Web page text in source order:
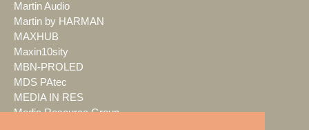
Martin Audio
Martin by HARMAN
MAXHUB
Maxin10sity
MBN-PROLED
MDS PAtec
MEDIA IN RES
Media Resource Group